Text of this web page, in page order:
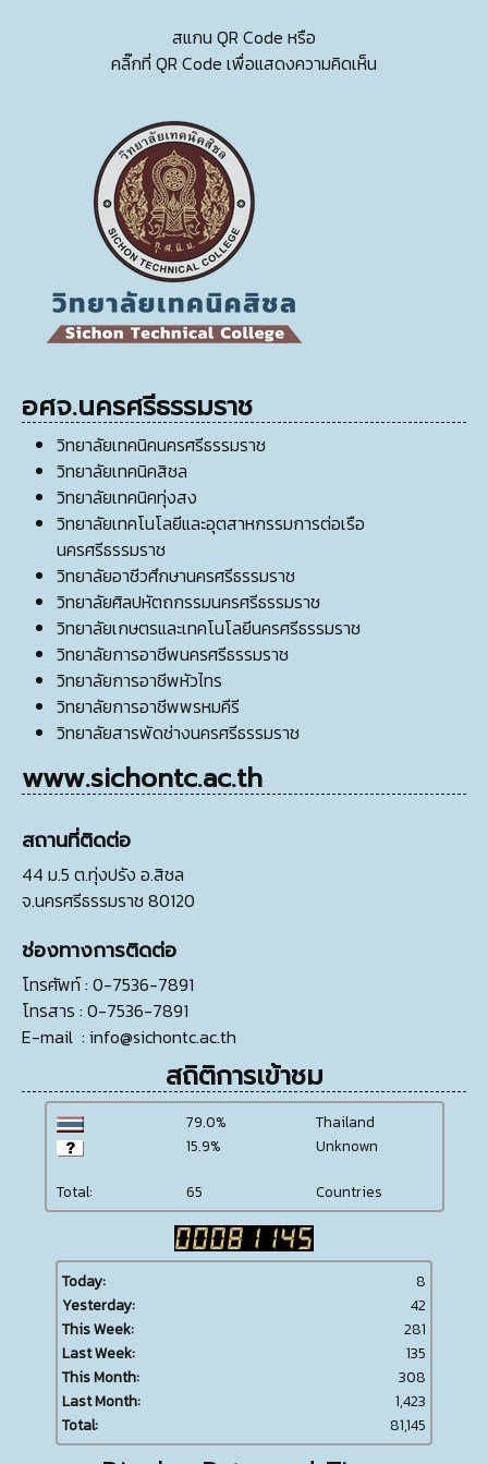
สแกน QR Code หรือ
คลิ๊กที่ QR Code เพื่อแสดงความคิดเห็น
อศจ.นครศรีธรรมราช
วิทยาลัยเทคนิคนครศรีธรรมราช
วิทยาลัยเทคนิคสิชล
วิทยาลัยเทคนิคทุ่งสง
วิทยาลัยเทคโนโลยีและอุตสาหกรรมการต่อเรือ
นครศรีธรรมราช
วิทยาลัยอาชีวศึกษานครศรีธรรมราช
วิทยาลัยศิลปหัตถกรรมนครศรีธรรมราช
วิทยาลัยเกษตรและเทคโนโลยีนครศรีธรรมราช
วิทยาลัยการอาชีพนครศรีธรรมราช
วิทยาลัยการอาชีพหัวไทร
วิทยาลัยการอาชีพพรหมคีรี
วิทยาลัยสารพัดช่างนครศรีธรรมราช
www.sichontc.ac.th
สถานที่ติดต่อ
44 ม.5 ต.ทุ่งปรัง อ.สิชล
จ.นครศรีธรรมราช 80120
ช่องทางการติดต่อ
โทรศัพท์: 0-7536-7891
โทรสาร : 0-7536-7891
E-mail : info@sichontc.ac.th
สถิติการเข้าชม
79.0%
Thailand
15.9%
Unknown
Total: 65 Countries
Today:
8
Yesterday:
42
This Week:
281
Last Week:
135
This Month:
308
Last Month:
1,423
Total:
81,145